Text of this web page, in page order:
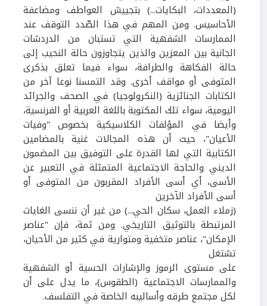
(المعددات، البكايات...) بتجييش العواطف ومضاعفة
الأحاسيس. ومن المهم في هذا الصّدد التوقف عند
الممارسات الشفهية التي تستبان من الدردشات
الجانية بين المعزين والذين يتجاوزون حالة النحيب إلى
حالة الفكاهة والطرافة، سواء فيما تعلق بذكرى
المتوفى أو مواقف أخرى. وقد التمسنا نوعا آخر من
الكتابات الجنائزية (النكرولوجيا) في الصحف والجرائد
اليومية، سواء تلك المكتوبة باللغة العربية أو الفرنسية،
وأيضا في المؤلفات الكلاسيكية بخصوص "وفيات
الأعيان"، حيث أن هذه المجالات غنية بالمضامين
الكتابية التي لها القدرة على التوفيق بين المضمون
الديني والحاجة الاجتماعية المتمثلة في التعبير عن
الأسى، أي أسى الأفراد المقربون من المتوفى أو
أسى الأفراد الآخرين
(زملاء العمل، سكان الحي...) من غير أن ننسى الغايات
المرتبطة بالتوثيق التاريخي. ومن ثمة، فإن "عناصر
الإمكان"، عناصر متخفية ومتوارية في كثير من الأحيان،
تشتغل
على مستوى الرموز والإشارات الحسية أو الشفهية
والممارسات الاجتماعية (الطقوس)، ما يدل على أن
لكل مجتمع طرقه وأساليبه الخاصة في التفلسف.